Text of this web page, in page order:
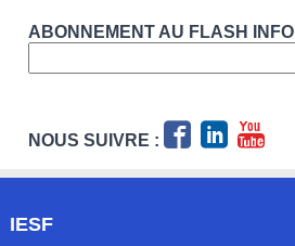
ABONNEMENT AU FLASH INFO
NOUS SUIVRE :
IESF